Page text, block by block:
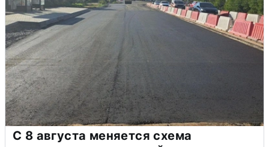
С 8 августа меняется схема